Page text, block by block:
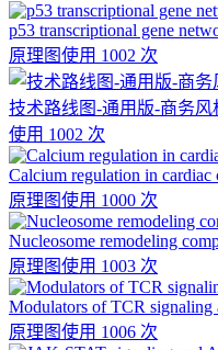
p53 transcriptional gene
原理图使用 1002 次
技术路线图-通用版-商务风
使用 1002 次
Calcium regulation in cardiac
原理图使用 1000 次
Nucleosome remodeling
原理图使用 1003 次
Modulators of TCR signaling
原理图使用 1006 次